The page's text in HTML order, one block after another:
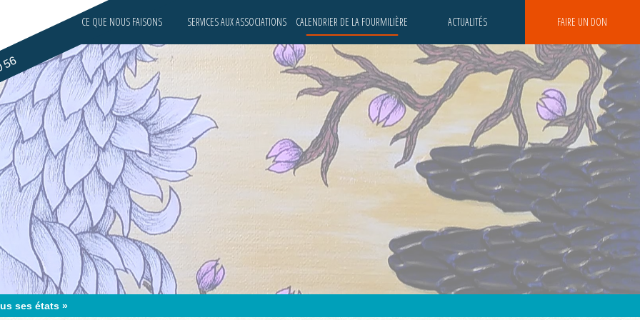
CE QUE NOUS FAISONS SERVICES AUX ASSOCIATIONS CALENDRIER DE LA FOURMILIÈRE ACTUALITÉS FAIRE UN DON
ses états »